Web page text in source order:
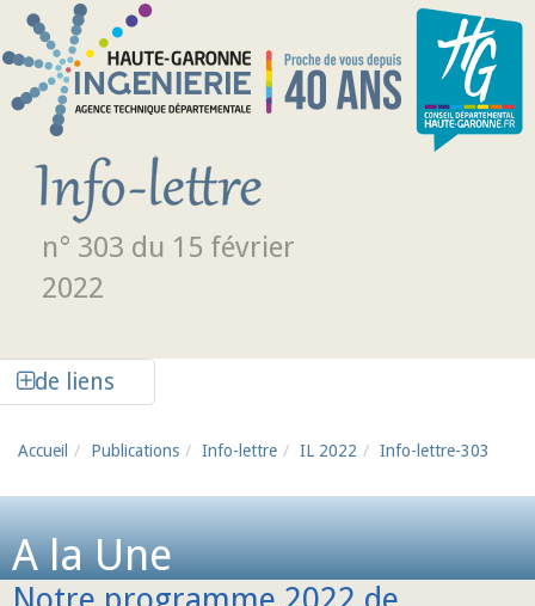
Aller au contenu principal
n° 303 du 15 février
2022
de liens
Accueil Publications Info-lettre IL 2022 Info-lettre-303
A la Une